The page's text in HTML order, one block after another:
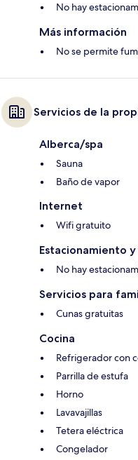
No hay
Más información
No se permite
Servicios de la
Alberca/spa
Sauna
Baño de vapor
Internet
Wifi gratuito
Estacionamiento
No hay
Servicios para
Cunas gratuitas
Cocina
Refrigerador con
Parrilla de estufa
Horno
Lavavajillas
Tetera eléctrica
Congelador